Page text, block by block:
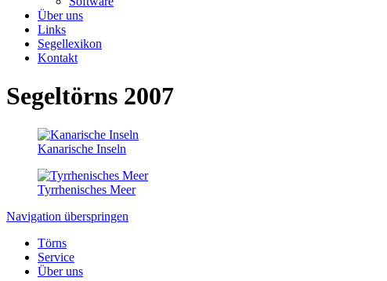
Über uns
Links
Segellexikon
Kontakt
Segeltörns 2007
Kanarische Inseln
Tyrrhenisches Meer
Navigation überspringen
Törns
Service
Über uns